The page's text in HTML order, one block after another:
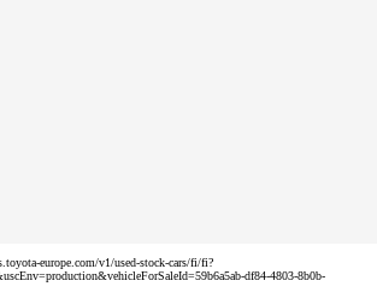
europe.com/v1/used-stock-cars/fi/fi?
df84-4803-8b0b-